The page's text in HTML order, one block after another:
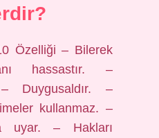
Özelliği – Bilerek
hassastır. –
– Duygusaldır. –
kullanmaz. –
uyar. – Hakları